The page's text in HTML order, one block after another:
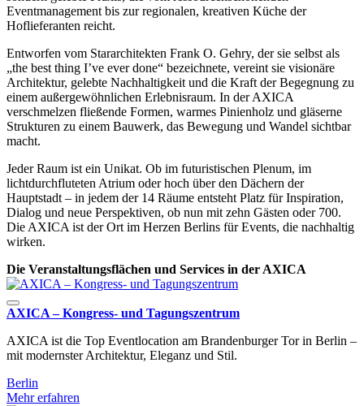
Eventmanagement bis zur regionalen, kreativen Küche der
Hoflieferanten reicht.
Entworfen vom Stararchitekten Frank O. Gehry, der sie selbst als
„the best thing I’ve ever done“ bezeichnete, vereint sie visionäre
Architektur, gelebte Nachhaltigkeit und die Kraft der Begegnung zu
einem außergewöhnlichen Erlebnisraum. In der AXICA
verschmelzen fließende Formen, warmes Pinienholz und gläserne
Strukturen zu einem Bauwerk, das Bewegung und Wandel sichtbar
macht.
Jeder Raum ist ein Unikat. Ob im futuristischen Plenum, im
lichtdurchfluteten Atrium oder hoch über den Dächern der
Hauptstadt – in jedem der 14 Räume entsteht Platz für Inspiration,
Dialog und neue Perspektiven, ob nun mit zehn Gästen oder 700.
Die AXICA ist der Ort im Herzen Berlins für Events, die nachhaltig
wirken.
Die Veranstaltungsflächen und Services in der AXICA
AXICA – Kongress- und Tagungszentrum
AXICA ist die Top Eventlocation am Brandenburger Tor in Berlin –
mit modernster Architektur, Eleganz und Stil.
Berlin
Mehr erfahren